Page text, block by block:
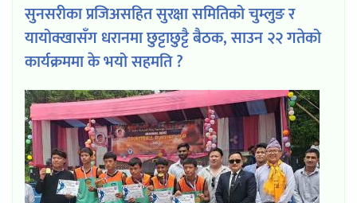
सुनसरीका प्रजिअसहित सुरक्षा समितिको चुम्लुङ र
यायोक्खासँग धरानमा छुट्टाछुट्टै बैठक, साउन २२ गतेको
कार्यक्रममा के भयो सहमति ?